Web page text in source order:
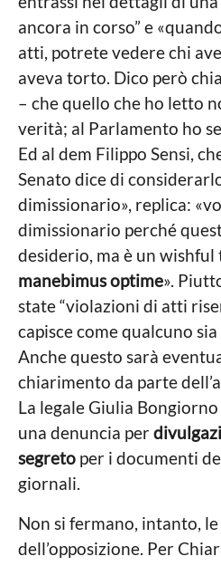
ancora in corso” e
atti, potrete vedere chi
aveva torto. Dico però
– che quello che ho letto
verità; al Parlamento ho
Ed al dem Filippo Sensi,
Senato dice di
dimissionario», replica:
dimissionario perché
desiderio, ma è un wishful
manebimus optime».
state “violazioni di atti
capisce come qualcuno
Anche questo sarà
chiarimento da parte
La legale Giulia
una denuncia per
segreto per i documenti
giornali.
Non si fermano, intanto,
dell’opposizione. Per